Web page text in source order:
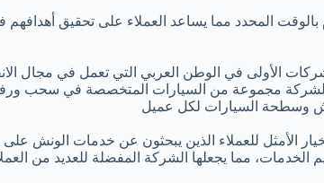
بالوقت المحدد مما يساعد العملاء على تحقيق
الأولى في الوطن العربي التي تعمل في مجال
مجموعة من السيارات المتخصصة في سحب ورفع
وسطحة السيارات لكل عميل
الأمثل للعملاء الذين يبحثون عن خدمات الونش
الخدمات، مما يجعلها الشركة المفضلة للعديد من